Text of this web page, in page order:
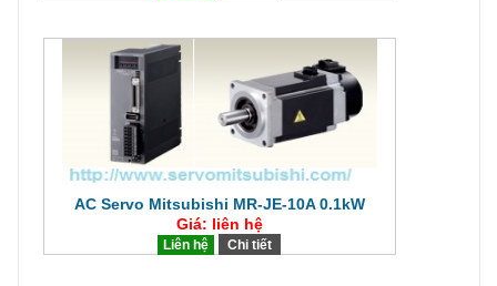
AC Servo Mitsubishi MR-JE-10A 0.1kW
Giá: liên hệ
Liên hệ Chi tiết